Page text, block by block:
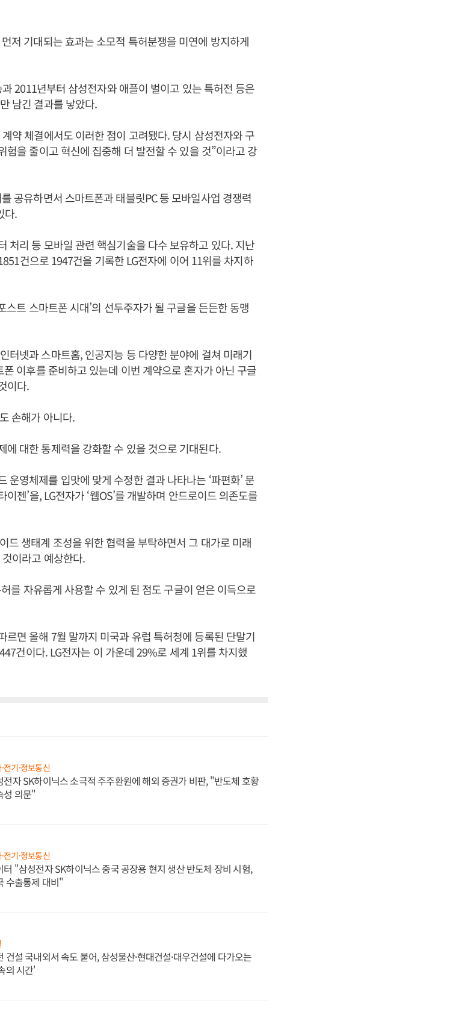
저 기대되는 효과는 소모적 특허분쟁을 미연에 방지하게
2011년부터 삼성전자와 애플이 벌이고 있는 특허전 등은
남긴 결과를 낳았다.
약 체결에서도 이러한 점이 고려됐다. 당시 삼성전자와 구
험을 줄이고 혁신에 집중해 더 발전할 수 있을 것”이라고 강
공유하면서 스마트폰과 태블릿PC 등 모바일사업 경쟁력
다.
처리 등 모바일 관련 핵심기술을 다수 보유하고 있다. 지난
건으로 1947건을 기록한 LG전자에 이어 11위를 차지하
스트 스마트폰 시대’의 선두주자가 될 구글을 든든한 동맹
터넷과 스마트홈, 인공지능 등 다양한 분야에 걸쳐 미래기
이후를 준비하고 있는데 이번 계약으로 혼자가 아닌 구글
이다.
손해가 아니다.
에 대한 통제력을 강화할 수 있을 것으로 기대된다.
운영체제를 입맛에 맞게 수정한 결과 나타나는 ‘파편화’ 문
젠’을, LG전자가 ‘웹OS’를 개발하며 안드로이드 의존도를
드 생태계 조성을 위한 협력을 부탁하면서 그 대가로 미래
이라고 예상한다.
를 자유롭게 사용할 수 있게 된 점도 구글이 얻은 이득으로
르면 올해 7월 말까지 미국과 유럽 특허청에 등록된 단말기
건이다. LG전자는 이 가운데 29%로 세계 1위를 차지했
전기·정보통신
전자 SK하이닉스 소극적 주주환원에 해외 증권가 비판, "반도체 호황
성 의문"
전기·정보통신
터 "삼성전자 SK하이닉스 중국 공장용 현지 생산 반도체 장비 시험,
수출통제 대비"
건설 국내외서 속도 붙어, 삼성물산·현대건설·대우건설에 다가오는
의 시간'